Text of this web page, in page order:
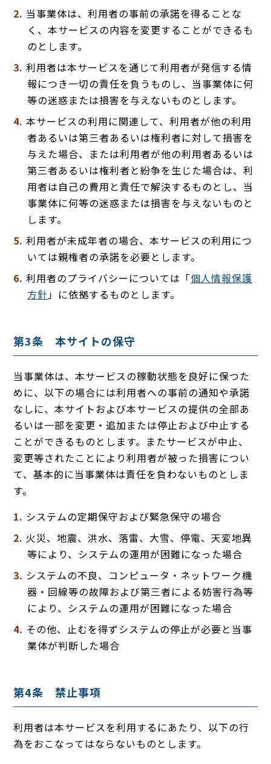
当事業体は、利用者の事前の承諾を得ることな
く、本サービスの内容を変更することができるも
のとします。
利用者は本サービスを通じて利用者が発信する情
報につき一切の責任を負うものし、当事業体に何
等の迷惑または損害を与えないものとします。
本サービスの利用に関連して、利用者が他の利用
者あるいは第三者あるいは権利者に対して損害を
与えた場合、または利用者が他の利用者あるいは
第三者あるいは権利者と紛争を生じた場合は、利
用者は自己の費用と責任で解決するものとし、当
事業体に何等の迷惑または損害を与えないものと
します。
利用者が未成年者の場合、本サービスの利用につ
いては親権者の承諾を必要とします。
利用者のプライバシーについては「個人情報保護
方針」に依拠するものとします。
第3条 本サイトの保守
当事業体は、本サービスの稼動状態を良好に保つた
めに、以下の場合には利用者への事前の通知や承諾
なしに、本サイトおよび本サービスの提供の全部あ
るいは一部を変更・追加または停止および中止する
ことができるものとします。またサービスが中止、
変更等されたことにより利用者が被った損害につい
て、基本的に当事業体は責任を負わないものとしま
す。
システムの定期保守および緊急保守の場合
火災、地震、洪水、落雷、大雪、停電、天変地異
等により、システムの運用が困難になった場合
システムの不良、コンピュータ・ネットワーク機
器・回線等の故障および第三者による妨害行為等
により、システムの運用が困難になった場合
その他、止むを得ずシステムの停止が必要と当事
業体が判断した場合
第4条 禁止事項
利用者は本サービスを利用するにあたり、以下の行
為をおこなってはならないものとします。